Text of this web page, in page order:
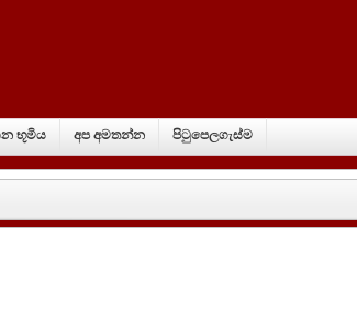
භූමිය අප අමතන්න පිටුපෙලගැස්ම